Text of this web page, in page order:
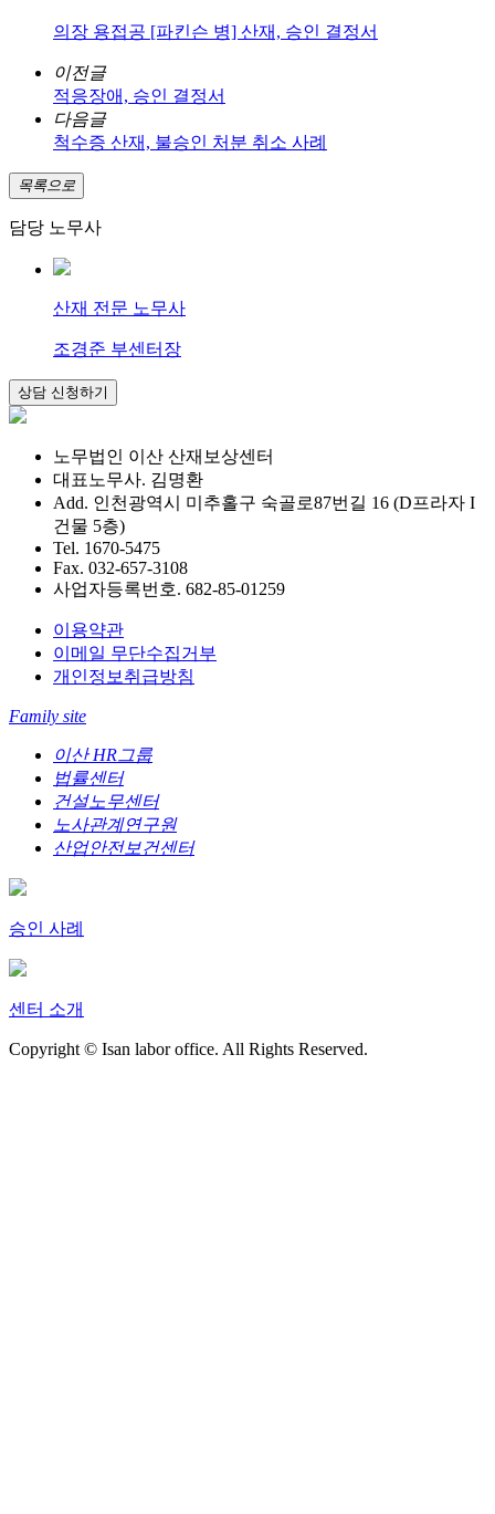
의장 용접공 [파킨슨 병] 산재, 승인 결정서
이전글
적응장애, 승인 결정서
다음글
척수증 산재, 불승인 처분 취소 사례
목록으로
담당 노무사
산재 전문 노무사
조경준 부센터장
노무법인 이산 산재보상센터
대표노무사. 김명환
Add. 인천광역시 미추홀구 숙골로87번길 16 (D프라자 I
건물 5층)
Tel. 1670-5475
Fax. 032-657-3108
사업자등록번호. 682-85-01259
이용약관
이메일 무단수집거부
개인정보취급방침
Family site
이산 HR그룹
법률센터
건설노무센터
노사관계연구원
산업안전보건센터
승인 사례
센터 소개
Copyright © Isan labor office. All Rights Reserved.